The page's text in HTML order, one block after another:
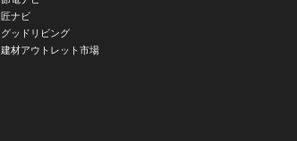
匠ナビ
グッドリビング
建材アウトレット市場